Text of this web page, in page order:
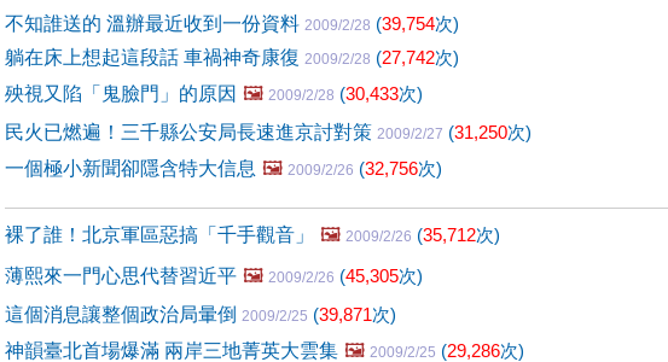
不知誰送的 溫辦最近收到一份資料 2009/2/28 (39,754次)
躺在床上想起這段話 車禍神奇康復 2009/2/28 (27,742次)
殃視又陷「鬼臉門」的原因 🖼️ 2009/2/28 (30,433次)
民火已燃遍！三千縣公安局長速進京討對策 2009/2/27 (31,250次)
一個極小新聞卻隱含特大信息 🖼️ 2009/2/26 (32,756次)
裸了誰！北京軍區惡搞「千手觀音」 🖼️ 2009/2/26 (35,712次)
薄熙來一門心思代替習近平 🖼️ 2009/2/26 (45,305次)
這個消息讓整個政治局暈倒 2009/2/25 (39,871次)
神韻臺北首場爆滿 兩岸三地菁英大雲集 🖼️ 2009/2/25 (29,286次)